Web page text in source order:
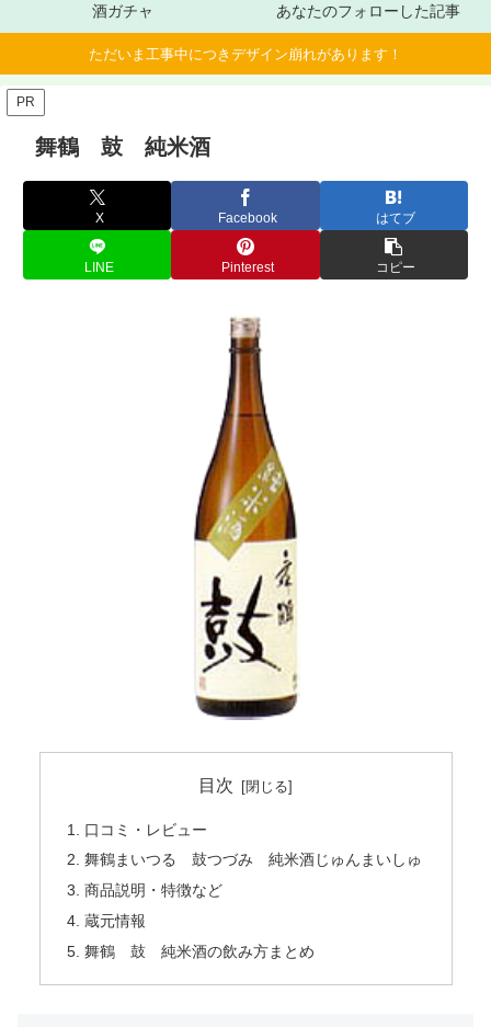
酒ガチャ あなたのフォローした記事
ただいま工事中につきデザイン崩れがあります！
PR
舞鶴 鼓 純米酒
X Facebook はてブ
LINE Pinterest コピー
目次
口コミ・レビュー
舞鶴まいつる 鼓つづみ 純米酒じゅんまいしゅ
商品説明・特徴など
蔵元情報
舞鶴 鼓 純米酒の飲み方まとめ